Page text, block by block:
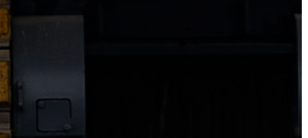
AZ
ÖNKORMÁNYZAT